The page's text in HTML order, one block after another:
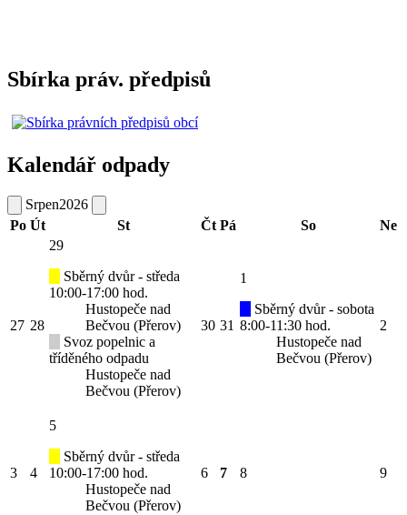
Sbírka práv. předpisů
Kalendář odpady
Srpen2026
Po Út St Čt Pá So Ne
27 28
29
Sběrný dvůr - středa
10:00-17:00 hod.
Hustopeče nad
Bečvou (Přerov)
Svoz popelnic a
tříděného odpadu
Hustopeče nad
Bečvou (Přerov)
30 31
1
Sběrný dvůr - sobota
8:00-11:30 hod.
Hustopeče nad
Bečvou (Přerov)
2
3 4
5
Sběrný dvůr - středa
10:00-17:00 hod.
Hustopeče nad
Bečvou (Přerov)
6 7 8 9